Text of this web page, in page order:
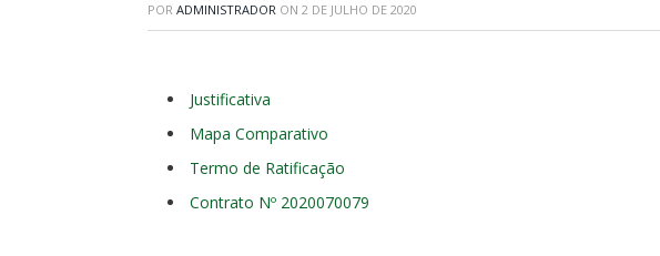
POR ADMINISTRADOR ON 2 DE JULHO DE 2020
Justificativa
Mapa Comparativo
Termo de Ratificação
Contrato Nº 2020070079